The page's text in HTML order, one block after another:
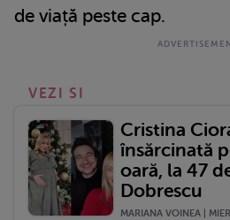
de viață peste cap.
VEZI SI
Cristina
însărcinată
oară, la 47
Dobrescu
MARIANA VOINEA |